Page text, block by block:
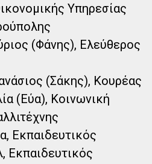
Υπηρεσίας
(Φάνης), Ελεύθερος
(Σάκης), Κουρέας
(Εύα), Κοινωνική
Εκπαιδευτικός
Εκπαιδευτικός